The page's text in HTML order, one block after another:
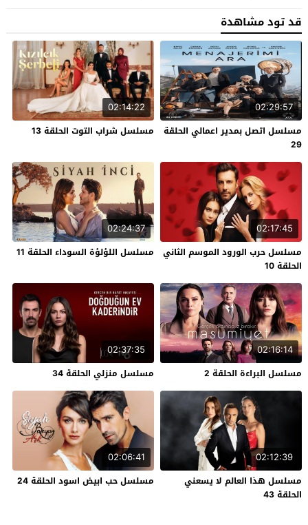
قد تود مشاهدة
02:29:57
مسلسل اتصل بمدير اعمالي الحلقة
29
02:14:22
مسلسل شراب التوت الحلقة 13
02:17:45
مسلسل حرب الورود الموسم الثاني
الحلقة 10
02:24:37
مسلسل اللؤلؤة السوداء الحلقة 11
02:16:14
مسلسل البراءة الحلقة 2
02:37:35
مسلسل منزلي الحلقة 34
02:12:39
مسلسل هذا العالم لا يسعني
الحلقة 43
02:06:41
مسلسل حب ابيض اسود الحلقة 24